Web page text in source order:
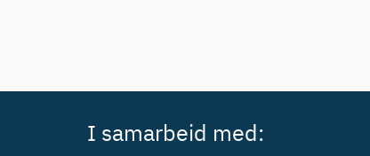
I samarbeid med: